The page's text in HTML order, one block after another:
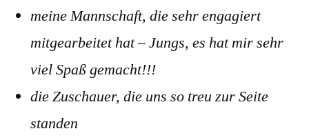
meine Mannschaft, die sehr engagiert
mitgearbeitet hat – Jungs, es hat mir sehr
viel Spaß gemacht!!!
die Zuschauer, die uns so treu zur Seite
standen